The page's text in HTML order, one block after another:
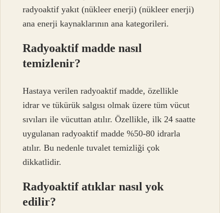
radyoaktif yakıt (nükleer enerji) (nükleer enerji)
ana enerji kaynaklarının ana kategorileri.
Radyoaktif madde nasıl
temizlenir?
Hastaya verilen radyoaktif madde, özellikle
idrar ve tükürük salgısı olmak üzere tüm vücut
sıvıları ile vücuttan atılır. Özellikle, ilk 24 saatte
uygulanan radyoaktif madde %50-80 idrarla
atılır. Bu nedenle tuvalet temizliği çok
dikkatlidir.
Radyoaktif atıklar nasıl yok
edilir?